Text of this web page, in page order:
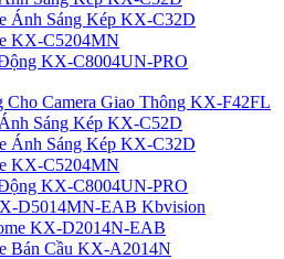
Ánh Sáng Kép KX-C32D
KX-C5204MN
KX-C8004UN-PRO
Cho Camera Giao Thông KX-F42FL
Sáng Kép KX-C52D
Ánh Sáng Kép KX-C32D
KX-C5204MN
KX-C8004UN-PRO
D5014MN-EAB Kbvision
KX-D2014N-EAB
Bán Cầu KX-A2014N